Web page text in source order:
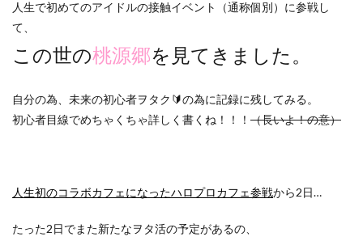
人生で初めてのアイドルの接触イベント（通称個別）に参戦し
て、
この世の桃源郷を見てきました。
自分の為、未来の初心者ヲタク🔰の為に記録に残してみる。
初心者目線でめちゃくちゃ詳しく書くね！！！ （長いよ！の意）
人生初のコラボカフェになったハロプロカフェ参戦から2日…
たった2日でまた新たなヲタ活の予定があるの、